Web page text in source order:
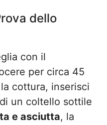
dello
con il
per circa 45
cottura, inserisci
un coltello sottile
e asciutta, la